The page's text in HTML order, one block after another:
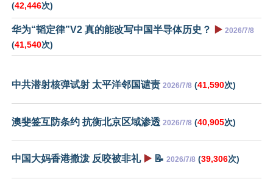
(42,446次)
华为“韬定律”V2 真的能改写中国半导体历史？ ▶️ 2026/7/8
(41,540次)
中共潜射核弹试射 太平洋邻国谴责 2026/7/8 (41,590次)
澳斐签互防条约 抗衡北京区域渗透 2026/7/8 (40,905次)
中国大妈香港撒泼 反咬被非礼 ▶️ 📝 2026/7/8 (39,306次)